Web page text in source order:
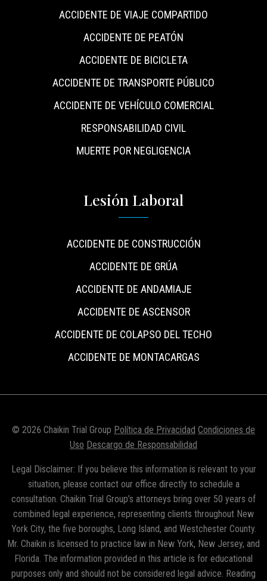
ACCIDENTE DE VIAJE COMPARTIDO
ACCIDENTE DE PEATÓN
ACCIDENTE DE BICICLETA
ACCIDENTE DE TRANSPORTE PÚBLICO
ACCIDENTE DE VEHÍCULO COMERCIAL
RESPONSABILIDAD CIVIL
MUERTE POR NEGLIGENCIA
Lesión Laboral
ACCIDENTE DE CONSTRUCCIÓN
ACCIDENTE DE GRÚA
ACCIDENTE DE ANDAMIAJE
ACCIDENTE DE ASCENSOR
ACCIDENTE DE COLAPSO DEL TECHO
ACCIDENTE DE MONTACARGAS
© 2026 Chaikin Trial Group Política de Privacidad Condiciones de
Uso Descargo de Responsabilidad
Legal Disclaimer: If you believe this information is relevant to your
situation, please contact our office directly to schedule a
consultation. Chaikin Trial Group’s attorneys bring over 50 years of
combined legal experience, representing clients throughout New
York City, the five boroughs, Long Island, and Westchester County.
Mr. Chaikin is licensed to practice law in New York, New Jersey, and
Florida. The information provided in this article is for educational
purposes only and should not be considered legal advice. Reading